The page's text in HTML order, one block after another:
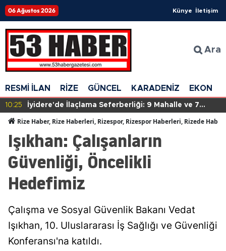
06 Ağustos 2026 Künye İletişim
Ara
RESMİ İLAN RİZE GÜNCEL KARADENİZ
İlaçlama Seferberliği: 9 Mahalle ve 7
10:24
Rize Haber, Rize Haberleri, Rizespor, Rizespor Haberleri, Rizede
Işıkhan: Çalışanların
Güvenliği, Öncelikli
Hedefimiz
Çalışma ve Sosyal Güvenlik Bakanı Vedat
Işıkhan, 10. Uluslararası İş Sağlığı ve Güvenliği
Konferansı'na katıldı.